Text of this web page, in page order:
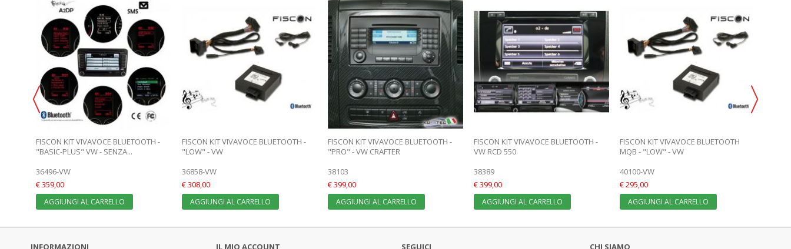
FISCON KIT VIVAVOCE BLUETOOTH -
"BASIC-PLUS" VW - SENZA...
36496-VW
€ 359,00
AGGIUNGI AL CARRELLO
FISCON KIT VIVAVOCE BLUETOOTH -
"LOW" - VW
36858-VW
€ 308,00
AGGIUNGI AL CARRELLO
FISCON KIT VIVAVOCE BLUETOOTH -
"PRO" - VW CRAFTER
38103
€ 399,00
AGGIUNGI AL CARRELLO
FISCON KIT VIVAVOCE BLUETOOTH -
VW RCD 550
38389
€ 399,00
AGGIUNGI AL CARRELLO
FISCON KIT VIVAVOCE BLUETOOTH
MQB - "LOW" - VW
40100-VW
€ 295,00
AGGIUNGI AL CARRELLO
INFORMAZIONI IL MIO ACCOUNT SEGUICI CHI SIAMO